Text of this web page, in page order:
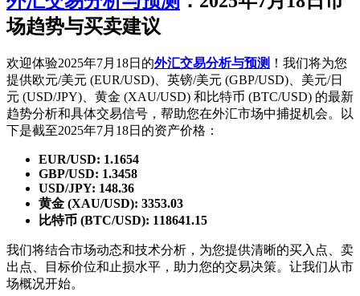
场趋势与买卖建议
欢迎体验2025年7月18日的外汇交易分析与预测 ！我们将为您
提供欧元/美元 (EUR/USD)、英镑/美元 (GBP/USD)、美元/日
元 (USD/JPY)、黄金 (XAU/USD) 和比特币 (BTC/USD) 的最新
趋势分析和具体交易信号，帮助您在外汇市场中捕捉机会。以
下是截至2025年7月18日的资产价格：
EUR/USD: 1.1654
GBP/USD: 1.3458
USD/JPY: 148.36
黄金 (XAU/USD): 3353.03
比特币 (BTC/USD): 118641.15
我们将结合市场动态和技术分析，为您提供清晰的买入点、卖
出点、目标价位和止损水平，助力您的交易决策。让我们从市
场概况开始。